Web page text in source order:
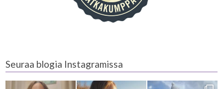
Seuraa blogia Instagramissa